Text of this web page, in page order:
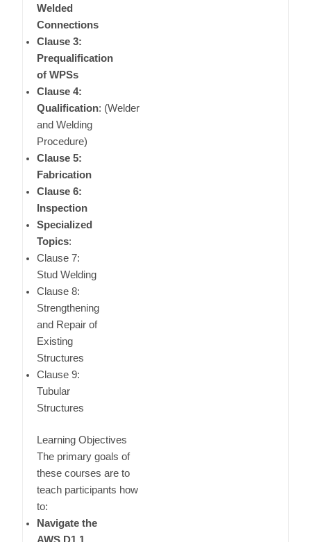
Welded
Connections
Clause 3:
Prequalification
of WPSs
Clause 4:
Qualification: (Welder
and Welding
Procedure)
Clause 5:
Fabrication
Clause 6:
Inspection
Specialized
Topics:
Clause 7:
Stud Welding
Clause 8:
Strengthening
and Repair of
Existing
Structures
Clause 9:
Tubular
Structures
Learning Objectives
The primary goals of
these courses are to
teach participants how
to:
Navigate the